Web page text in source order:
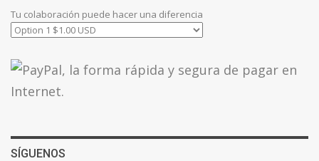
Tu colaboración puede hacer una diferencia
SÍGUENOS